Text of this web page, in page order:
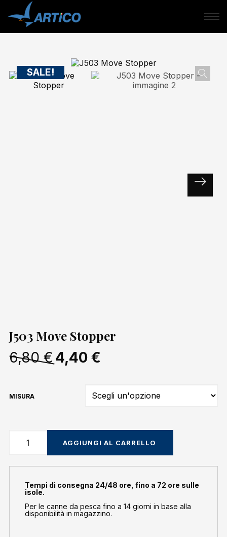
SALE!
J503 Move Stopper
6,80€ Il
prezzo
4,40 €
4,40 €.
MISURA
Move
quantità
AGGIUNGI AL CARRELLO
Tempi di consegna 24/48 ore, fino a 72 ore sulle
isole.
Per le canne da pesca fino a 14 giorni in base alla
disponibilità in magazzino.